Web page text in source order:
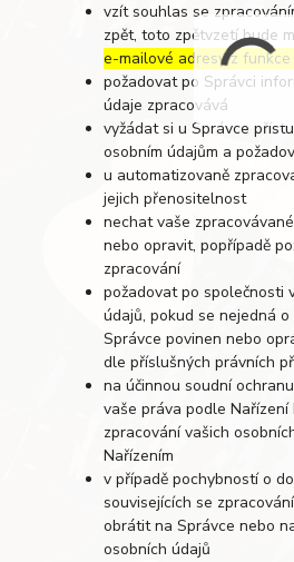
vzít souhlas se
zpět, toto zpětvzetí bude
e-mailové adresy z
požadovat po Správci
údaje zpracovává
vyžádat si u Správce
osobním údajům a
u automatizovaně
jejich přenositelnost
nechat vaše
nebo opravit, popřípadě
zpracování
požadovat po společnosti
údajů, pokud se nejedná
Správce povinen nebo
dle příslušných právních
na účinnou soudní
vaše práva podle
zpracování vašich
Nařízením
v případě pochybností o
souvisejících se
obrátit na Správce nebo
osobních údajů